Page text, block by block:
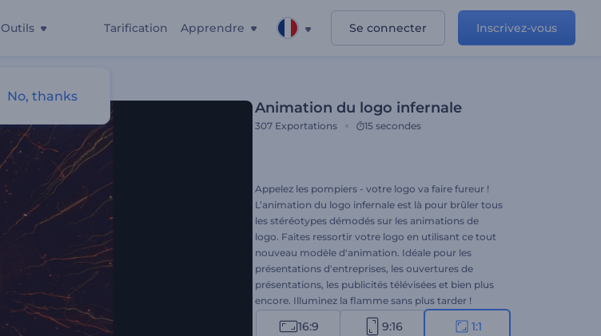
Outils Tarification Apprendre Se connecter Inscrivez-vous
Animation du logo infernale
307 Exportations 15 secondes
Appelez les pompiers - votre logo va faire fureur !
L’animation du logo infernale est là pour brûler tous
les stéréotypes démodés sur les animations de
logo. Faites ressortir votre logo en utilisant ce tout
nouveau modèle d'animation. Idéale pour les
présentations d'entreprises, les ouvertures de
présentations, les publicités télévisées et bien plus
encore. Illuminez la flamme sans plus tarder !
16:9 9:16 1:1
No, thanks